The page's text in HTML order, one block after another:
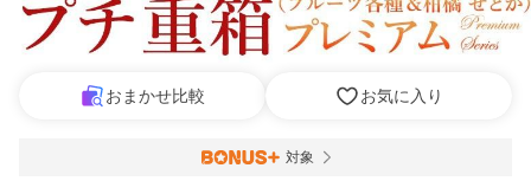
おまかせ比較 お気に入り
対象